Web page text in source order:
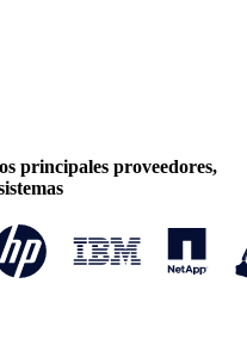
principales proveedores,